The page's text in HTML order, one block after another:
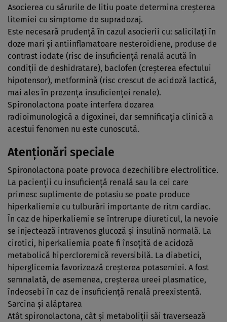
Asocierea cu sărurile de litiu poate determina creşterea
litemiei cu simptome de supradozaj.
Este necesară prudenţă în cazul asocierii cu: salicilaţi în
doze mari şi antiinflamatoare nesteroidiene, produse de
contrast iodate (risc de insuficienţă renală acută în
condiţii de deshidratare), baclofen (creşterea efectului
hipotensor), metformină (risc crescut de acidoză lactică,
mai ales în prezenţa insuficienţei renale).
Spironolactona poate interfera dozarea
radioimunologică a digoxinei, dar semnificaţia clinică a
acestui fenomen nu este cunoscută.
Atenţionări speciale
Spironolactona poate provoca dezechilibre electrolitice.
La pacienţii cu insuficienţă renală sau la cei care
primesc suplimente de potasiu se poate produce
hiperkaliemie cu tulburări importante de ritm cardiac.
În caz de hiperkaliemie se întrerupe diureticul, la nevoie
se injectează intravenos glucoză şi insulină normală. La
cirotici, hiperkaliemia poate fi însoţită de acidoză
metabolică hipercloremică reversibilă. La diabetici,
hiperglicemia favorizează creşterea potasemiei. A fost
semnalată, de asemenea, creşterea ureei plasmatice,
îndeosebi în caz de insuficienţă renală preexistentă.
Sarcina şi alăptarea
Atât spironolactona, cât şi metaboliţii săi traversează